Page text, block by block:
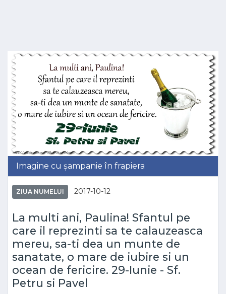
Imagine cu șampanie în frapiera
ZIUA NUMELUI 2017-10-12
La multi ani, Paulina! Sfantul pe
care il reprezinti sa te calauzeasca
mereu, sa-ti dea un munte de
sanatate, o mare de iubire si un
ocean de fericire. 29-Iunie - Sf.
Petru si Pavel